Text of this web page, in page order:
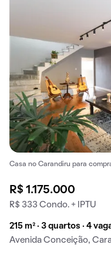
Casa no Carandiru para
R$ 1.175.000
R$ 333 Condo. + IPTU
215 m² · 3 quartos · 4
Avenida Conceição,